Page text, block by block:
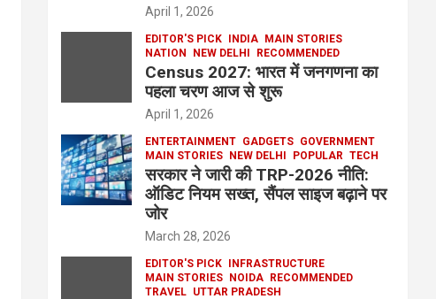
April 1, 2026
EDITOR'S PICK INDIA MAIN STORIES
NATION
NEW DELHI RECOMMENDED
Census 2027: भारत में जनगणना का
पहला चरण आज से शुरू
April 1, 2026
ENTERTAINMENT GADGETS GOVERNMENT
MAIN STORIES NEW DELHI POPULAR TECH
सरकार ने जारी की TRP-2026 नीति:
ऑडिट नियम सख्त, सैंपल साइज बढ़ाने पर
जोर
March 28, 2026
EDITOR'S PICK INFRASTRUCTURE
MAIN STORIES NOIDA RECOMMENDED
TRAVEL UTTAR PRADESH